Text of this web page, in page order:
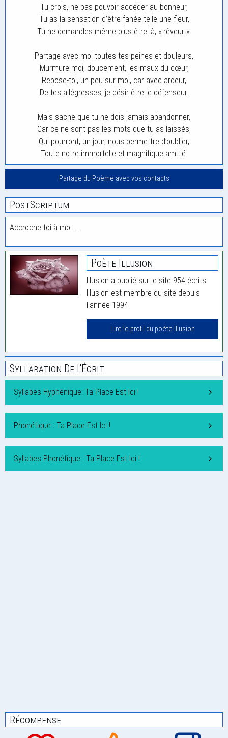
Tu crois, ne pas pouvoir accéder au bonheur,
Tu as la sensation d’être fanée telle une fleur,
Tu ne demandes même plus être là, « rêveur ».
Partage avec moi toutes tes peines et douleurs,
Murmure-moi, doucement, les maux du cœur,
Repose-toi, un peu sur moi, car avec ardeur,
De tes allégresses, je désir être le défenseur.
Mais sache que tu ne dois jamais abandonner,
Car ce ne sont pas les mots que tu as laissés,
Qui pourront, un jour, nous permettre d’oublier,
Toute notre immortelle et magnifique amitié.
Partage du Poème avec vos contacts
PostScriptum
Accroche toi à moi. . .
Poète Illusion
Illusion a publié sur le site 954 écrits.
Illusion est membre du site depuis
l'année 1994.
Lire le profil du poète Illusion
Syllabation De L'Écrit
Syllabes Hyphénique: Ta Place Est Ici !
Phonétique : Ta Place Est Ici !
Syllabes Phonétique : Ta Place Est Ici !
Récompense